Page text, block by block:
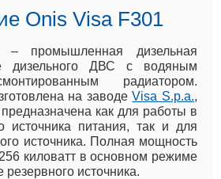
Onis Visa F301
промышленная дизельная
дизельного ДВС с водяным
радиатором.
на заводеVisa S.p.a.,
как для работы в
источника питания, так и для
источника. Полная мощность
киловатт в основном режиме
источника.